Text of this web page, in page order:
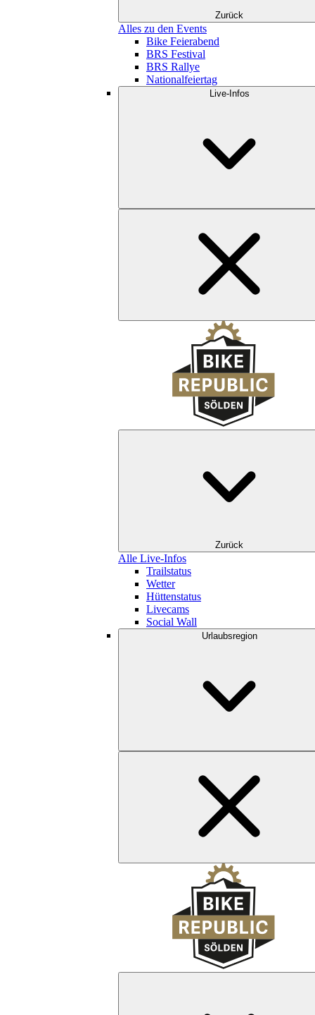
Zurück
Alles zu den Events
Bike Feierabend
BRS Festival
BRS Rallye
Nationalfeiertag
Live-Infos
Zurück
Alle Live-Infos
Trailstatus
Wetter
Hüttenstatus
Livecams
Social Wall
Urlaubsregion